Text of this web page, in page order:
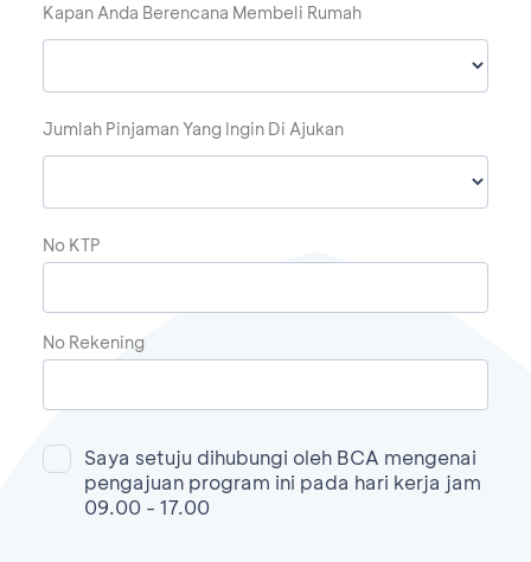
Kapan Anda Berencana Membeli Rumah
Jumlah Pinjaman Yang Ingin Di Ajukan
No KTP
No Rekening
Saya setuju dihubungi oleh BCA mengenai
pengajuan program ini pada hari kerja jam
09.00 - 17.00